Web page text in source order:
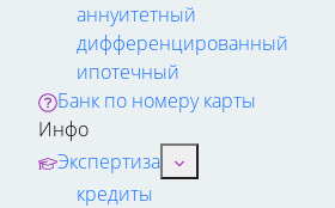
аннуитетный
дифференцированный
ипотечный
Банк по номеру карты
Инфо
Экспертиза
кредиты